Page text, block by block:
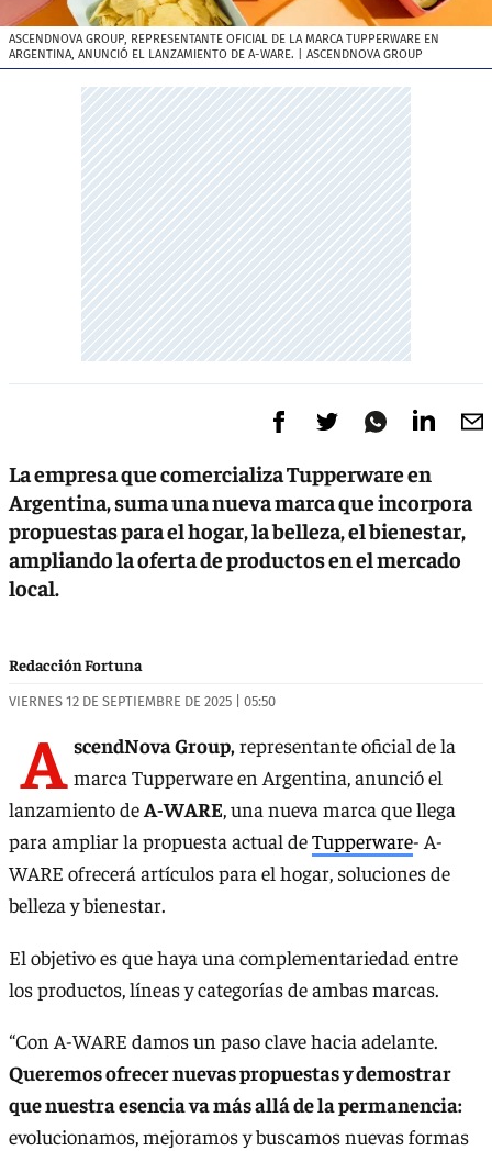
ASCENDNOVA GROUP, REPRESENTANTE OFICIAL DE LA MARCA TUPPERWARE EN
ARGENTINA, ANUNCIÓ EL LANZAMIENTO DE A-WARE. | ASCENDNOVA GROUP
La empresa que comercializa Tupperware en
Argentina, suma una nueva marca que incorpora
propuestas para el hogar, la belleza, el bienestar,
ampliando la oferta de productos en el mercado
local.
Redacción Fortuna
VIERNES 12 DE SEPTIEMBRE DE 2025 | 05:50
A scendNova Group,representante oficial de la
marca Tupperware en Argentina, anunció el
lanzamiento deA-WARE, una nueva marca que llega
para ampliar la propuesta actual deTupperware- A-
WARE ofrecerá artículos para el hogar, soluciones de
belleza y bienestar.
El objetivo es que haya una complementariedad entre
los productos, líneas y categorías de ambas marcas.
“Con A-WARE damos un paso clave hacia adelante.
Queremos ofrecer nuevas propuestas y demostrar
que nuestra esencia va más allá de la permanencia:
evolucionamos, mejoramos y buscamos nuevas formas